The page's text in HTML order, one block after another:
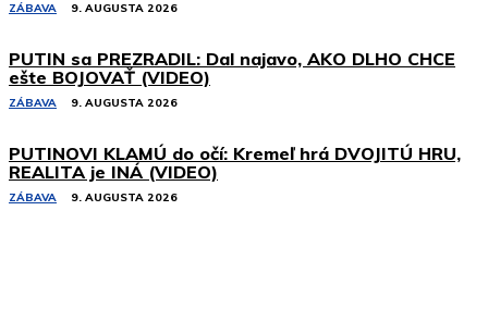
ZÁBAVA 9. AUGUSTA 2026
PUTIN sa PREZRADIL: Dal najavo, AKO DLHO CHCE
ešte BOJOVAŤ (VIDEO)
ZÁBAVA 9. AUGUSTA 2026
PUTINOVI KLAMÚ do očí: Kremeľ hrá DVOJITÚ HRU,
REALITA je INÁ (VIDEO)
ZÁBAVA 9. AUGUSTA 2026